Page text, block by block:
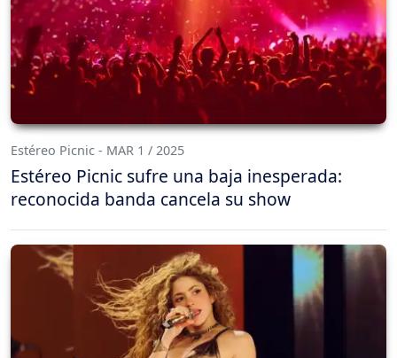
Estéreo Picnic - MAR 1 / 2025
Estéreo Picnic sufre una baja inesperada:
reconocida banda cancela su show